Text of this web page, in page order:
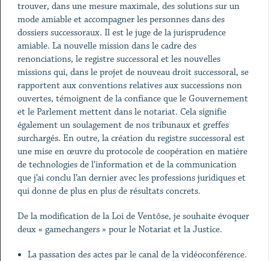
trouver, dans une mesure maximale, des solutions sur un
mode amiable et accompagner les personnes dans des
dossiers successoraux. Il est le juge de la jurisprudence
amiable. La nouvelle mission dans le cadre des
renonciations, le registre successoral et les nouvelles
missions qui, dans le projet de nouveau droit successoral, se
rapportent aux conventions relatives aux successions non
ouvertes, témoignent de la confiance que le Gouvernement
et le Parlement mettent dans le notariat. Cela signifie
également un soulagement de nos tribunaux et greffes
surchargés. En outre, la création du registre successoral est
une mise en œuvre du protocole de coopération en matière
de technologies de l’information et de la communication
que j’ai conclu l’an dernier avec les professions juridiques et
qui donne de plus en plus de résultats concrets.
De la modification de la Loi de Ventôse, je souhaite évoquer
deux « gamechangers » pour le Notariat et la Justice.
La passation des actes par le canal de la vidéoconférence.